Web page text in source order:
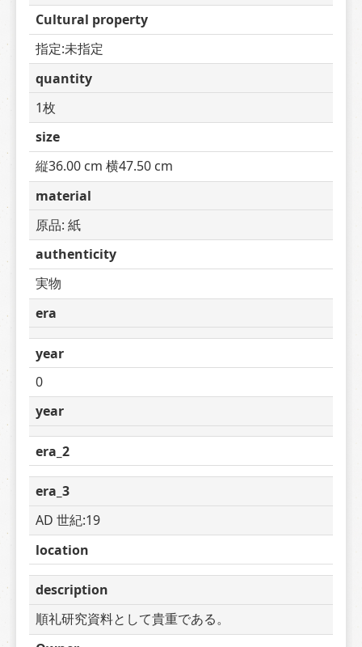
Cultural property
指定:未指定
quantity
1枚
size
縦36.00 cm 横47.50 cm
material
原品: 紙
authenticity
実物
era
year
0
year
era_2
era_3
AD 世紀:19
location
description
順礼研究資料として貴重である。